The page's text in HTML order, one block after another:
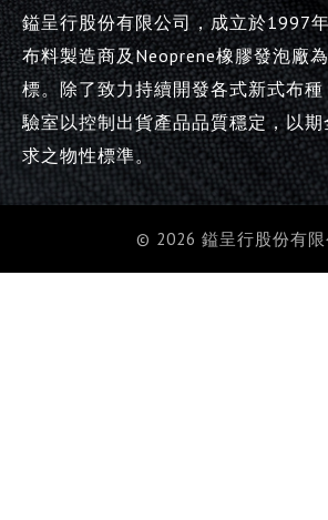
鎰呈行股份有限公司，成立於1997
布料製造商及Neoprene橡膠發泡廠
標。除了致力持續開發各式新式布
驗室以控制出貨產品品質穩定，以
求之物性標準。
© 2026 鎰呈行股份有限